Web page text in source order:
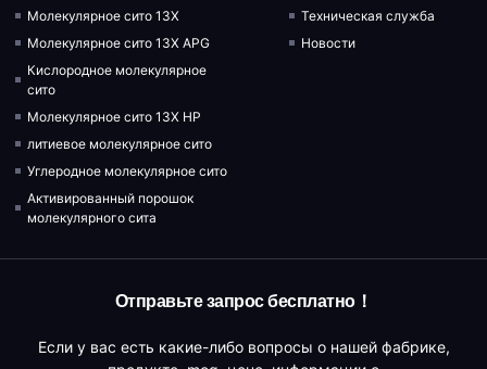
Молекулярное сито 13X
Молекулярное сито 13X APG
Кислородное молекулярное
сито
Молекулярное сито 13X HP
литиевое молекулярное сито
Углеродное молекулярное сито
Активированный порошок
молекулярного сита
Техническая служба
Новости
Отправьте запрос бесплатно！
Если у вас есть какие-либо вопросы о нашей фабрике,